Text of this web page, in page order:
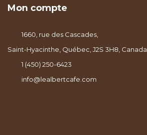
Mon compte
1660, rue des Cascades,
Saint-Hyacinthe, Québec, J2S 3H8, Canada
1 (450) 250-6423
info@lealbertcafe.com